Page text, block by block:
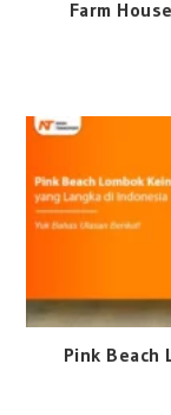
Farm
Pink Beach